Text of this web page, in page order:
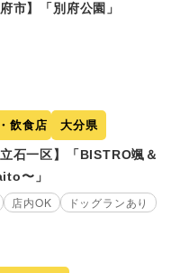
市】「別府公園」
飲食店 大分県
立石一区】「BISTRO颯＆
〜」
店内OK
ドッグランあり